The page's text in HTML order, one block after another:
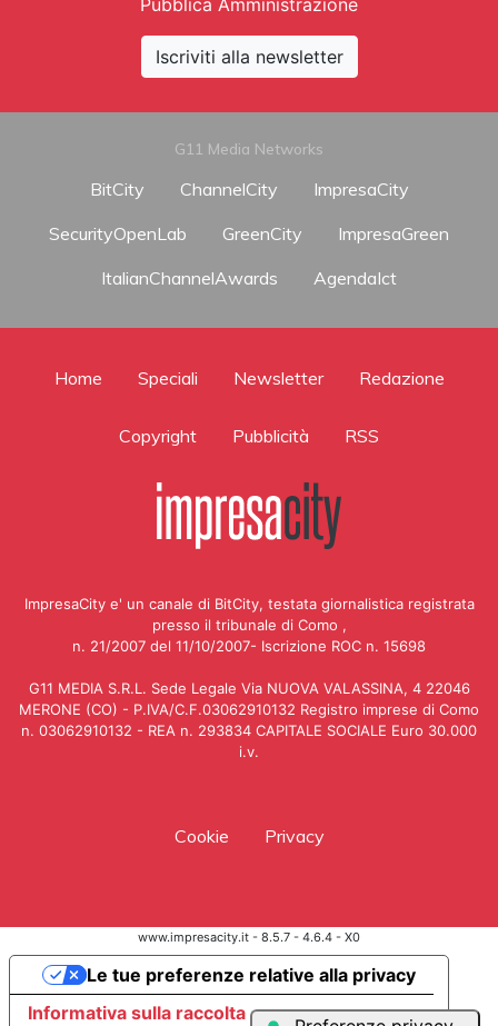
Iscriviti alla newsletter
G11 Media Networks
BitCity ChannelCity
ImpresaCity
SecurityOpenLab
GreenCity
ImpresaGreen
ItalianChannelAwards
AgendaIct
Home Speciali Newsletter Redazione
Copyright Pubblicità RSS
ImpresaCity e' un canale di BitCity, testata giornalistica registrata
presso il tribunale di Como ,
n. 21/2007 del 11/10/2007- Iscrizione ROC n. 15698
G11 MEDIA S.R.L. Sede Legale Via NUOVA VALASSINA, 4 22046
MERONE (CO) - P.IVA/C.F.03062910132 Registro imprese di Como
n. 03062910132 - REA n. 293834 CAPITALE SOCIALE Euro 30.000
i.v.
Cookie Privacy
www.impresacity.it - 8.5.7 - 4.6.4 - X0
Informativa sulla raccolta
Le tue preferenze relative alla privacy